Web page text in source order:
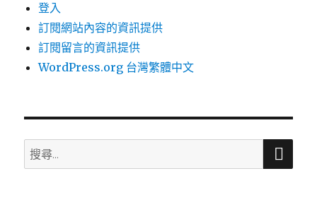
登入
訂閱網站內容的資訊提供
訂閱留言的資訊提供
WordPress.org 台灣繁體中文
搜
尋
搜